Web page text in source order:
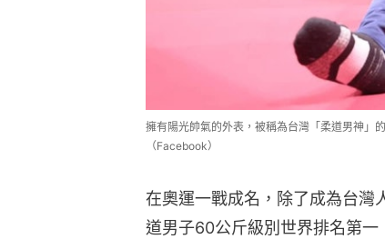
擁有陽光帥氣的外表，被稱為台灣「柔道男神」
（Facebook）
在奧運一戰成名，除了成為台灣
道男子60公斤級別世界排名第